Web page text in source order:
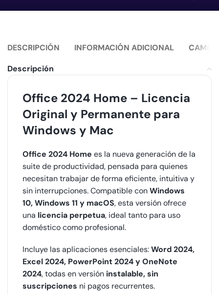
DESCRIPCIÓN INFORMACIÓN ADICIONAL
Descripción
Office 2024 Home – Licencia
Original y Permanente para
Windows y Mac
Office 2024 Home es la nueva generación de la
suite de productividad, pensada para quienes
necesitan trabajar de forma eficiente, intuitiva y
sin interrupciones. Compatible conWindows
10, Windows 11 y macOS, esta versión ofrece
una licencia perpetua, ideal tanto para uso
doméstico como profesional.
Incluye las aplicaciones esenciales:Word 2024,
Excel 2024, PowerPoint 2024 y OneNote
2024, todas en versión instalable, sin
suscripciones ni pagos recurrentes.